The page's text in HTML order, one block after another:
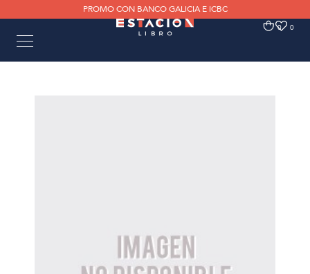
PROMO CON BANCO GALICIA E ICBC
0 0